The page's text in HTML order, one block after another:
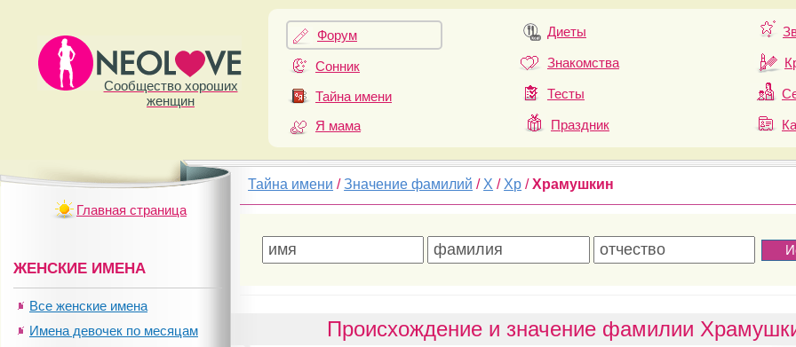
Сообщество хороших
женщин
Форум
Сонник
Тайна имени
Я мама
Диеты
Знакомства
Тесты
Праздник
Тайна имени /Значение фамилий / Х / Хр /Храмушкин
Происхождение и значение фамилии
Главная страница
ЖЕНСКИЕ ИМЕНА
Все женские имена
Имена девочек по месяцам